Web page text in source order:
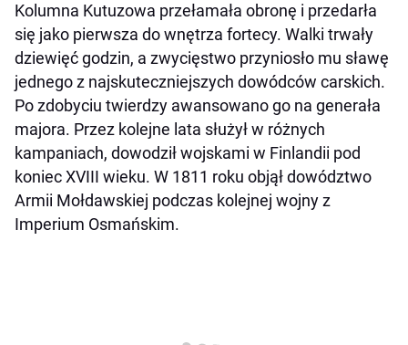
Kolumna Kutuzowa przełamała obronę i przedarła
się jako pierwsza do wnętrza fortecy. Walki trwały
dziewięć godzin, a zwycięstwo przyniosło mu sławę
jednego z najskuteczniejszych dowódców carskich.
Po zdobyciu twierdzy awansowano go na generała
majora. Przez kolejne lata służył w różnych
kampaniach, dowodził wojskami w Finlandii pod
koniec XVIII wieku. W 1811 roku objął dowództwo
Armii Mołdawskiej podczas kolejnej wojny z
Imperium Osmańskim.